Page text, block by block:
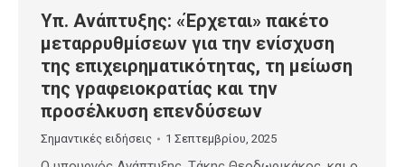
Υπ. Ανάπτυξης: «Έρχεται» πακέτο
μεταρρυθμίσεων για την ενίσχυση
της επιχειρηματικότητας, τη μείωση
της γραφειοκρατίας και την
προσέλκυση επενδύσεων
Σημαντικές ειδήσεις 1 Σεπτεμβρίου, 2025